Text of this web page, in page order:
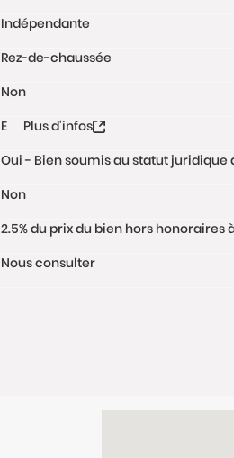
Indépendante
Rez-de-chaussée
Non
E
Plus d'infos
Oui - Bien soumis au statut juridique
Non
2.5% du prix du bien hors
Nous consulter